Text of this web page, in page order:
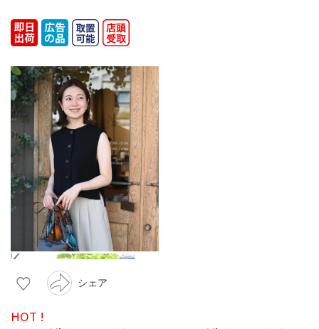
シェア
HOT !